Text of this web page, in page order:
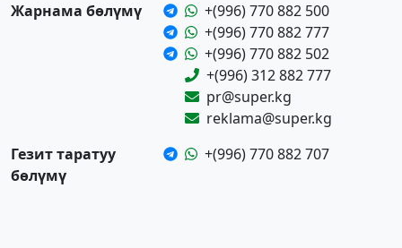
Жарнама бөлүмү
+(996) 770 882 500
+(996) 770 882 777
+(996) 770 882 502
+(996) 312 882 777
pr@super.kg
reklama@super.kg
Гезит таратуу
бөлүмү
+(996) 770 882 707